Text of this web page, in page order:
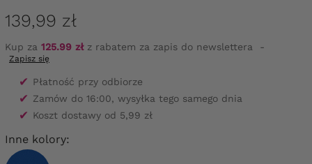
139,99 zł
Kup za 125.99 złz rabatem za zapis do newslettera -
Zapisz się
✔ Płatność przy odbiorze
✔ Zamów do 16:00, wysyłka tego samego dnia
✔ Koszt dostawy od 5,99 zł
Inne kolory: